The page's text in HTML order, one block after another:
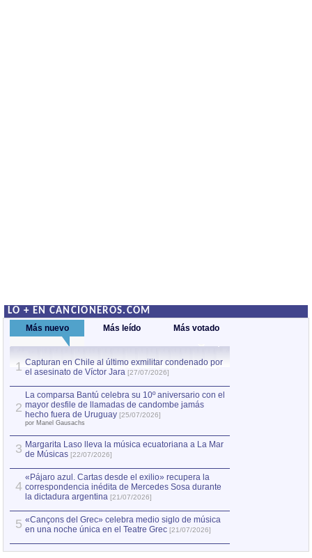
LO + EN CANCIONEROS.COM
Más nuevo Más leído Más votado
1 Capturan en Chile al último exmilitar condenado por
el asesinato de Víctor Jara [27/07/2026]
2
La comparsa Bantú celebra su 10º aniversario con el
mayor desfile de llamadas de candombe jamás
hecho fuera de Uruguay [25/07/2026]
por Manel Gausachs
3 Margarita Laso lleva la música ecuatoriana a La Mar
de Músicas [22/07/2026]
4
«Pájaro azul. Cartas desde el exilio» recupera la
correspondencia inédita de Mercedes Sosa durante
la dictadura argentina [21/07/2026]
5 «Cançons del Grec» celebra medio siglo de música
en una noche única en el Teatre Grec [21/07/2026]